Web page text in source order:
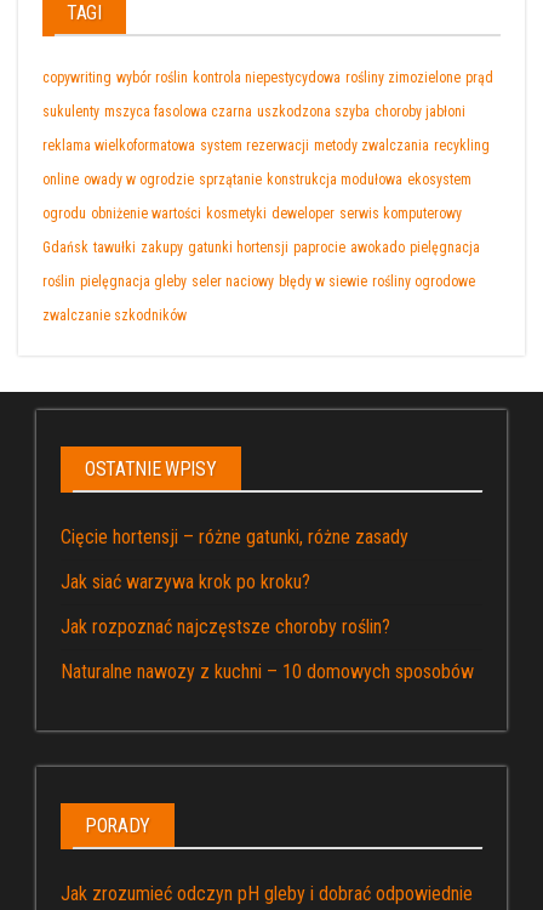
TAGI
copywriting wybór roślin kontrola niepestycydowa rośliny zimozielone prąd
sukulenty mszyca fasolowa czarna uszkodzona szyba choroby jabłoni
reklama wielkoformatowa system rezerwacji metody zwalczania recykling
online owady w ogrodzie sprzątanie konstrukcja modułowa ekosystem
ogrodu obniżenie wartości kosmetyki deweloper serwis komputerowy
Gdańsk tawułki zakupy gatunki hortensji paprocie awokado pielęgnacja
roślin pielęgnacja gleby seler naciowy błędy w siewie rośliny ogrodowe
zwalczanie szkodników
OSTATNIE WPISY
Cięcie hortensji – różne gatunki, różne zasady
Jak siać warzywa krok po kroku?
Jak rozpoznać najczęstsze choroby roślin?
Naturalne nawozy z kuchni – 10 domowych sposobów
PORADY
Jak zrozumieć odczyn pH gleby i dobrać odpowiednie